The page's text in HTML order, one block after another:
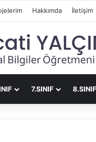
Hakkımda İletişim
7.SINIF 8.SINIF